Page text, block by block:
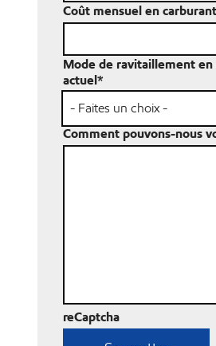
Coût mensuel en carburant
Mode de ravitaillement en
actuel*
Comment pouvons-nous
reCaptcha